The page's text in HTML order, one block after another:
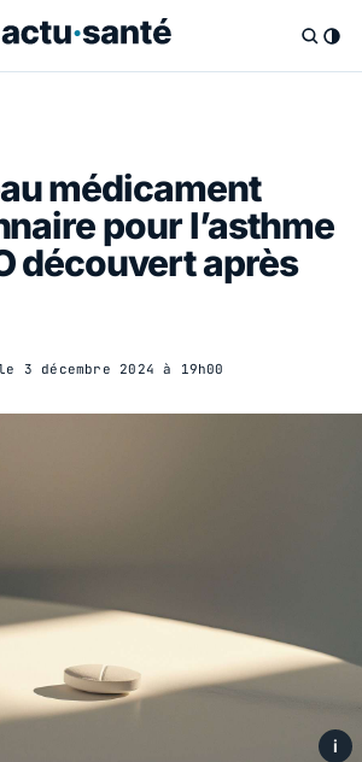
médicament
pour l’asthme
découvert après
3 décembre 2024 à 19h00
i